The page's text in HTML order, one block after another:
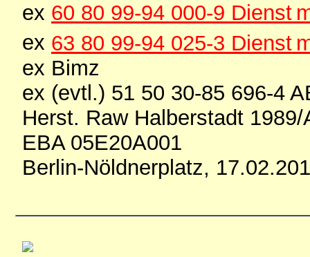
ex 60 80 99-94 000-9 Dienst
ex 63 80 99-94 025-3 Dienst
ex Bimz
ex (evtl.) 51 50 30-85 696-4
Herst. Raw Halberstadt 1989/
EBA 05E20A001
Berlin-Nöldnerplatz,